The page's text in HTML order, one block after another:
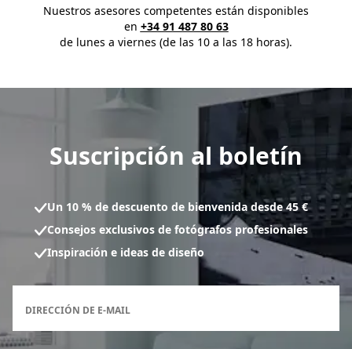
Nuestros asesores competentes están disponibles
en +34 91 487 80 63
de lunes a viernes (de las 10 a las 18 horas).
Suscripción al boletín
Un 10 % de descuento de bienvenida desde 45 €
Consejos exclusivos de fotógrafos profesionales
Inspiración e ideas de diseño
DIRECCIÓN DE E-MAIL